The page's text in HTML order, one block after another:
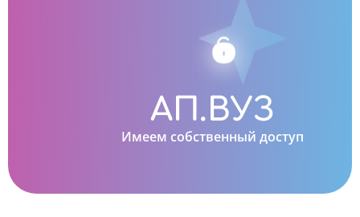
АП.ВУЗ
Имеем собственный доступ